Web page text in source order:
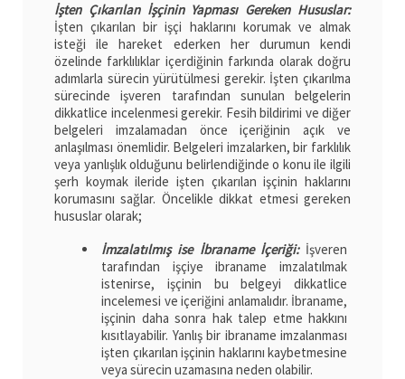
İşten Çıkarılan İşçinin Yapması Gereken Hususlar:
İşten çıkarılan bir işçi haklarını korumak ve almak
isteği ile hareket ederken her durumun kendi
özelinde farklılıklar içerdiğinin farkında olarak doğru
adımlarla sürecin yürütülmesi gerekir. İşten çıkarılma
sürecinde işveren tarafından sunulan belgelerin
dikkatlice incelenmesi gerekir. Fesih bildirimi ve diğer
belgeleri imzalamadan önce içeriğinin açık ve
anlaşılması önemlidir. Belgeleri imzalarken, bir farklılık
veya yanlışlık olduğunu belirlendiğinde o konu ile ilgili
şerh koymak ileride işten çıkarılan işçinin haklarını
korumasını sağlar. Öncelikle dikkat etmesi gereken
hususlar olarak;
İmzalatılmış ise İbraname İçeriği:İşveren
tarafından işçiye ibraname imzalatılmak
istenirse, işçinin bu belgeyi dikkatlice
incelemesi ve içeriğini anlamalıdır. İbraname,
işçinin daha sonra hak talep etme hakkını
kısıtlayabilir. Yanlış bir ibraname imzalanması
işten çıkarılan işçinin haklarını kaybetmesine
veya sürecin uzamasına neden olabilir.